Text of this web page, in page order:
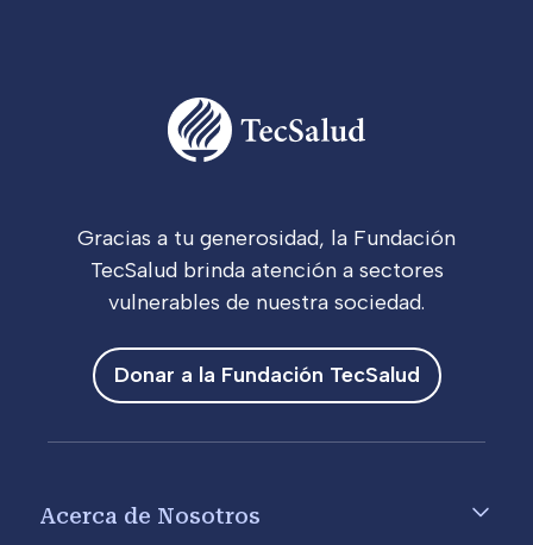
Gracias a tu generosidad, la Fundación
TecSalud brinda atención a sectores
vulnerables de nuestra sociedad.
Donar a la Fundación TecSalud
Acerca de Nosotros